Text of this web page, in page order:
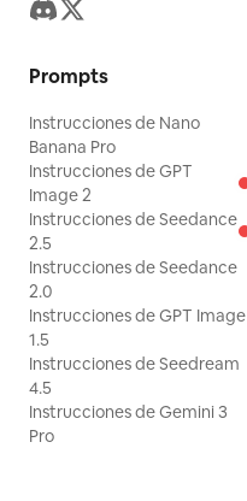
Prompts
Instrucciones de Nano
Banana Pro
Instrucciones de GPT
Image 2
Instrucciones de Seedance
2.5
Instrucciones de Seedance
2.0
Instrucciones de GPT Image
1.5
Instrucciones de Seedream
4.5
Instrucciones de Gemini 3
Pro